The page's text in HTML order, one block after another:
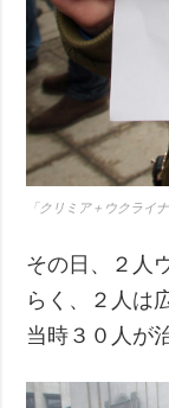
「クリミア＋ウクライ
その日、２人
らく、２人は
当時３０人が